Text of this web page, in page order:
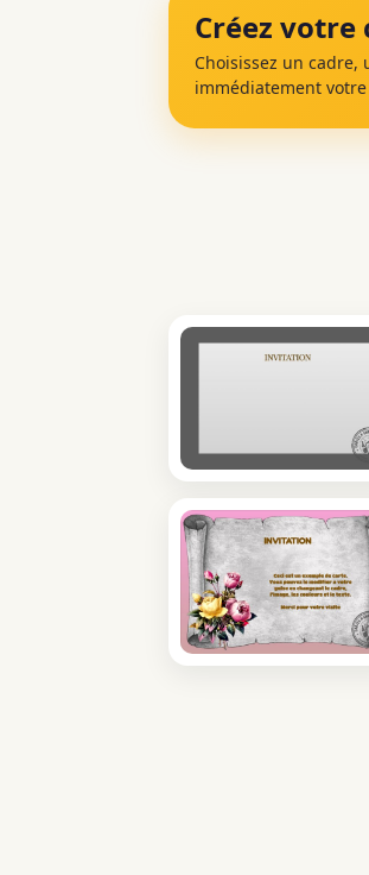
Créez votre
Choisissez un
immédiatement